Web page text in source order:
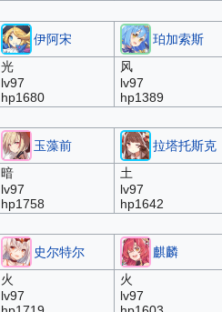
伊阿宋 珀加索斯
光
lv97
hp1680
风
lv97
hp1389
玉藻前 拉塔托斯克
暗
lv97
hp1758
土
lv97
hp1642
史尔特尔 麒麟
火
lv97
火
lv97